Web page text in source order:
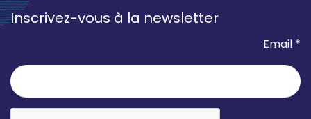
Inscrivez-vous à la newsletter
Email *